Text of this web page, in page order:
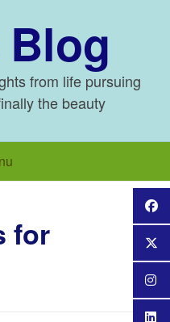
from life pursuing
the beauty
for